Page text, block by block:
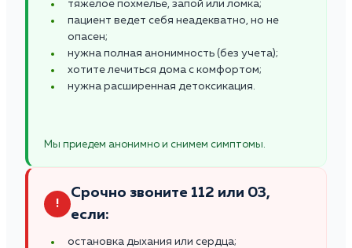
тяжелое похмелье, запой или ломка;
пациент ведет себя неадекватно, но не
опасен;
нужна полная анонимность (без учета);
хотите лечиться дома с комфортом;
нужна расширенная детоксикация.
Мы приедем анонимно и снимем симптомы.
!
Срочно звоните 112 или 03,
если:
остановка дыхания или сердца;